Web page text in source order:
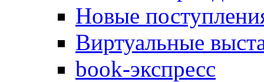
Новые
Виртуальные
book-экспресс